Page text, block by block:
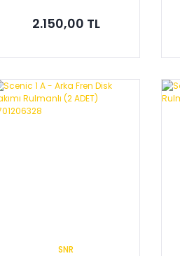
2.150,00 TL
Sepete Ekle
SNR